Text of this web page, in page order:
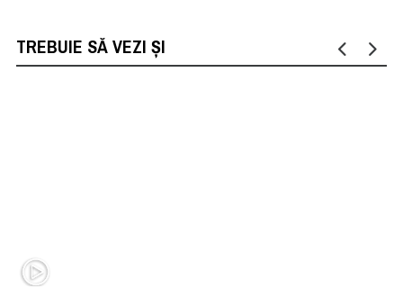
TREBUIE SĂ VEZI ȘI